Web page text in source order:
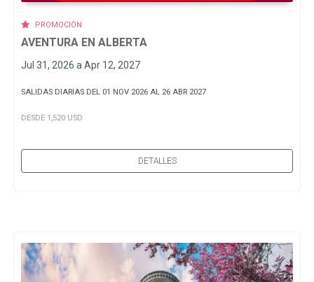
PROMOCIÓN
AVENTURA EN ALBERTA
Jul 31, 2026 a Apr 12, 2027
SALIDAS DIARIAS DEL 01 NOV 2026 AL 26 ABR 2027
DESDE 1,520 USD
DETALLES